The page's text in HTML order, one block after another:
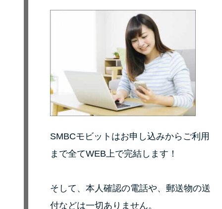
学生がお金を借りる方法は？親
へのバレにくさや将来への影響
ソフト闇金とは？悪質な手口に
090金融（闇金）からお金を借り
SMBCモビットはお申し込みからご利用
まで全てWEB上で完結します！
そして、本人確認の電話や、郵送物の送
付などは一切ありません。